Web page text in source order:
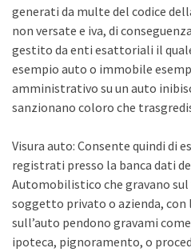
generati da multe del codice
non versate e iva, di
gestito da enti esattoriali il
esempio auto o immobile
amministrativo su un auto
sanzionano coloro che
Visura auto: Consente quindi di
registrati presso la banca dati
Automobilistico che gravano
soggetto privato o azienda, con
sull’auto pendono gravami
ipoteca, pignoramento, o